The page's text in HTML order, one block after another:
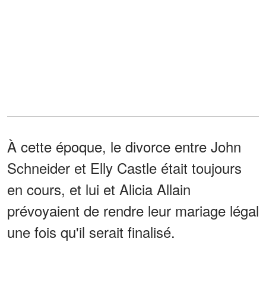
À cette époque, le divorce entre John
Schneider et Elly Castle était toujours
en cours, et lui et Alicia Allain
prévoyaient de rendre leur mariage légal
une fois qu'il serait finalisé.